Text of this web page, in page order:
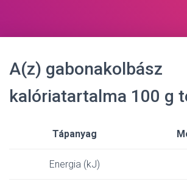
A(z) gabonakolbász
kalóriatartalma 100 g
Tápanyag
Energia (kJ)